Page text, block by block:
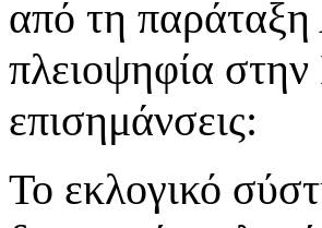
από τη παράταξη
πλειοψηφία
επισημάνσεις:
Το εκλογικό